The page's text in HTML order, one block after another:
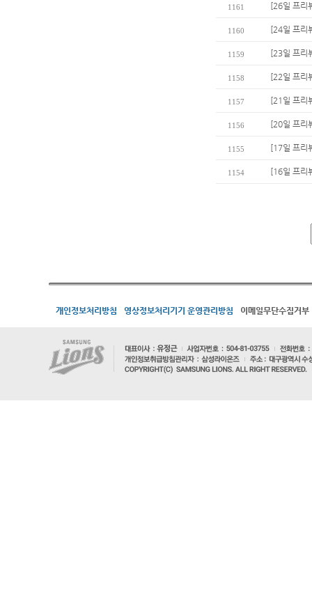
1161 [26일 프리
1160 [24일 프리
1159 [23일 프리
1158 [22일 프리
1157 [21일 프리
1156 [20일 프리
1155 [17일 프리
1154 [16일 프리
개인정보처리방침 영상정보처리기기 운영관리방침 이메일무단수집거부